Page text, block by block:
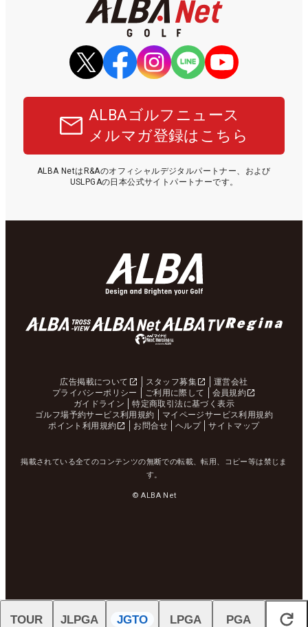
ALBAゴルフニュース
メルマガ登録はこちら
ALBA NetはR&Aのオフィシャルデジタルパートナー、および
USLPGAの日本公式サイトパートナーです。
広告掲載について スタッフ募集
運営会社
プライバシーポリシー
ご利用に際して
会員規約
ガイドライン
特定商取引法に基づく表示
ゴルフ場予約サービス利用規約
マイページサービス利用規約
ポイント利用規約
お問合せ ヘルプ サイトマップ
掲載されている全てのコンテンツの無断での転載、転用、コピー等は禁じま
す。
© ALBA Net
閉じる
TOUR JLPGA JGTO LPGA PGA